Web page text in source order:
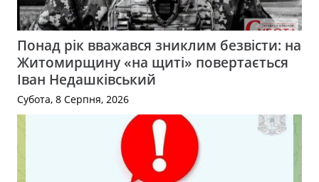
Понад рік вважався зниклим безвісти: на
Житомирщину «на щиті» повертається
Іван Недашківський
Субота, 8 Серпня, 2026